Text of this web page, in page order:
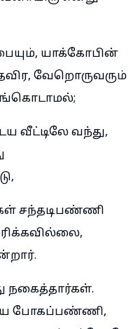
யாக்கோபின்
வேறொருவரும்
வந்து,
சந்தடிபண்ணி
நகைத்தார்கள்.
போகப்பண்ணி,